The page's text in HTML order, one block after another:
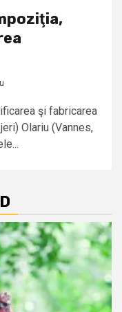
şi fabricarea
Olariu (Vannes,